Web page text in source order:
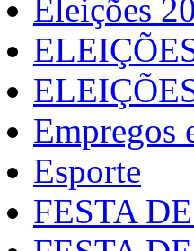
Eleições
Empregos
Esporte
FESTA